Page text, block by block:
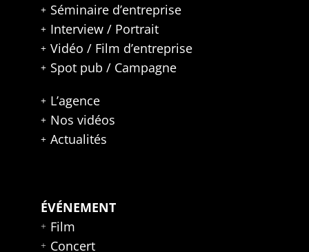
Séminaire d’entreprise
Interview / Portrait
Vidéo / Film d’entreprise
Spot pub / Campagne
L’agence
Nos vidéos
Actualités
ÉVÉNEMENT
Film
Concert